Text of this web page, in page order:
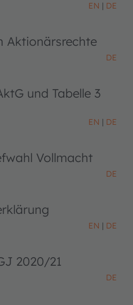
EN DE
Aktionärsrechte
DE
und Tabelle 3
EN DE
Vollmacht
DE
EN DE
2020/21
DE